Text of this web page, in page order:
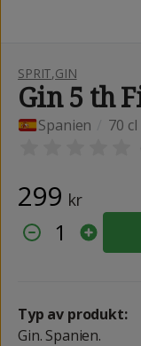
SPRIT,GIN
Gin 5 th
Spanien 70 cl
299 kr
1
Typ av produkt:
Gin. Spanien.